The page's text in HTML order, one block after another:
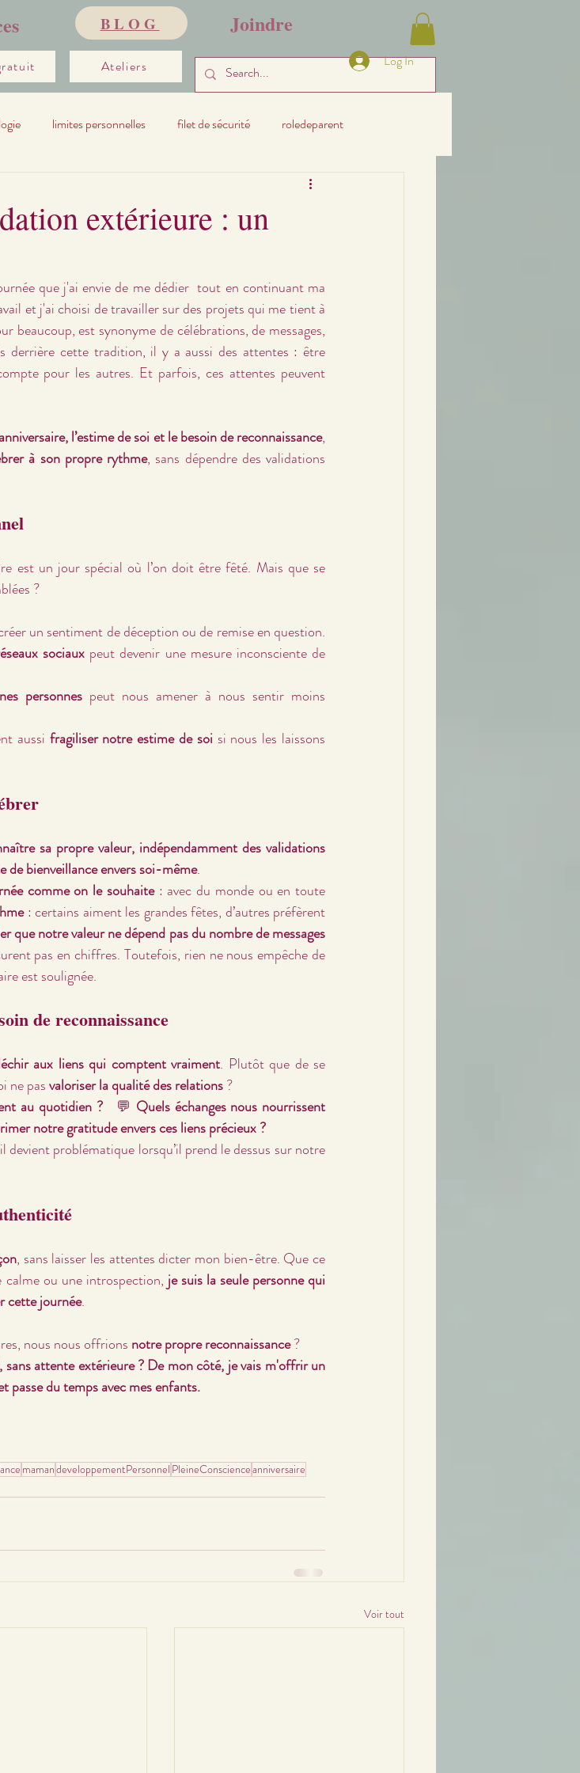
BLOG
Ateliers
Joindre
Log In
limites personnelles filet de sécurité roledeparent
extérieure : un
que j'ai envie de me dédier  tout en continuant ma
et j'ai choisi de travailler sur des projets qui me tient à
beaucoup, est synonyme de célébrations, de messages,
derrière cette tradition, il y a aussi des attentes : être
pour les autres. Et parfois, ces attentes peuvent
l’estime de soi et le besoin de reconnaissance,
à son propre rythme, sans dépendre des validations
est un jour spécial où l’on doit être fêté. Mais que se
?
sociaux peut devenir une mesure inconsciente de
personnes peut nous amener à nous sentir moins
aussi fragiliser notre estime de soi si nous les laissons
sa propre valeur, indépendamment des validations
de bienveillance envers soi-même.
comme on le souhaite : avec du monde ou en toute
: certains aiment les grandes fêtes, d’autres préfèrent
que notre valeur ne dépend pas du nombre de messages
pas en chiffres. Toutefois, rien ne nous empêche de
est soulignée.
de reconnaissance
aux liens qui comptent vraiment. Plutôt que de se
ne pas valoriser la qualité des relations ?
au quotidien ? 💬 Quels échanges nous nourrissent
notre gratitude envers ces liens précieux ?
devient problématique lorsqu’il prend le dessus sur notre
, sans laisser les attentes dicter mon bien-être. Que ce
ou une introspection, je suis la seule personne qui
cette journée.
nous nous offrions notre propre reconnaissance ?
attente extérieure ? De mon côté, je vais m'offrir un
passe du temps avec mes enfants.
mamandeveloppementPersonnel PleineConscienceanniversaire
Voir tout